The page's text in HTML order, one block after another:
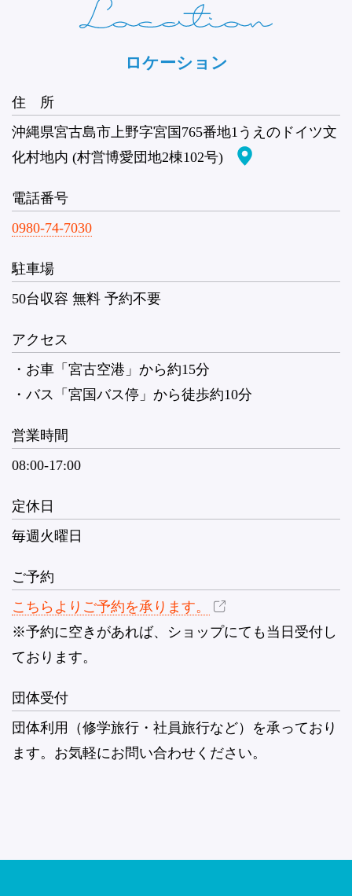
ロケーション
住 所
沖縄県宮古島市上野字宮国765番地1うえのドイツ文
化村地内 (村営博愛団地2棟102号)
電話番号
0980-74-7030
駐車場
50台収容 無料 予約不要
アクセス
・お車「宮古空港」から約15分
・バス「宮国バス停」から徒歩約10分
営業時間
08:00-17:00
定休日
毎週火曜日
ご予約
こちらよりご予約を承ります。
※予約に空きがあれば、ショップにても当日受付し
ております。
団体受付
団体利用（修学旅行・社員旅行など）を承っており
ます。お気軽にお問い合わせください。